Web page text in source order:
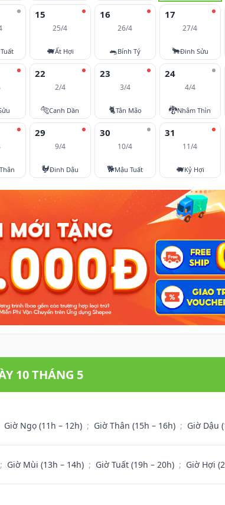
15
25/4
🐖Ất Hợi
16
26/4
🐀Bính Tý
17
27/4
🐂Đinh Sửu
22
2/4
🐅Canh Dần
23
3/4
🐈Tân Mão
24
4/4
🐉Nhâm Thìn
29
9/4
🐓Đinh Dậu
30
10/4
🐕Mậu Tuất
31
11/4
🐖Kỷ Hợi
10 THÁNG 5
Giờ Ngọ (11h – 12h) ; Giờ Thân (15h – 16h) ; Giờ Dậu
; Giờ Mùi (13h – 14h) ; Giờ Tuất (19h – 20h) ; Giờ Hợi